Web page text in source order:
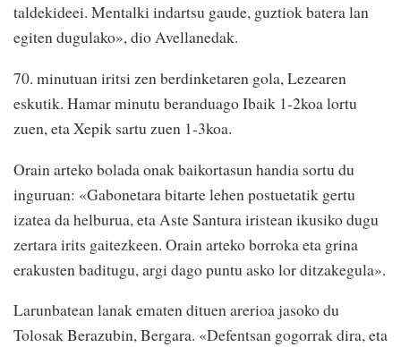
taldekideei. Mentalki indartsu gaude, guztiok batera lan
egiten dugulako», dio Avellanedak.
70. minutuan iritsi zen berdinketaren gola, Lezearen
eskutik. Hamar minutu beranduago Ibaik 1-2koa lortu
zuen, eta Xepik sartu zuen 1-3koa.
Orain arteko bolada onak baikortasun handia sortu du
inguruan: «Gabonetara bitarte lehen postuetatik gertu
izatea da helburua, eta Aste Santura iristean ikusiko dugu
zertara irits gaitezkeen. Orain arteko borroka eta grina
erakusten baditugu, argi dago puntu asko lor ditzakegula».
Larunbatean lanak ematen dituen arerioa jasoko du
Tolosak Berazubin, Bergara. «Defentsan gogorrak dira, eta